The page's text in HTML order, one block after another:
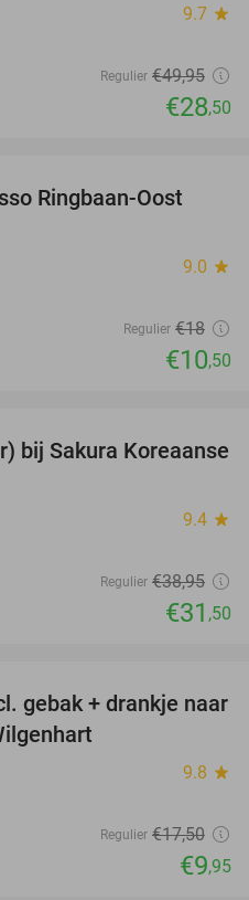
9.7 star
Regulier €49,95
€28,50
42%
Ringbaan-Oost
9.0 star
Regulier €18
€10,50
19%
bij Sakura Koreaanse
9.4 star
Regulier €38,95
€31 ,50
43%
gebak + drankje naar
9.8 star
Regulier €17,50
€9,95